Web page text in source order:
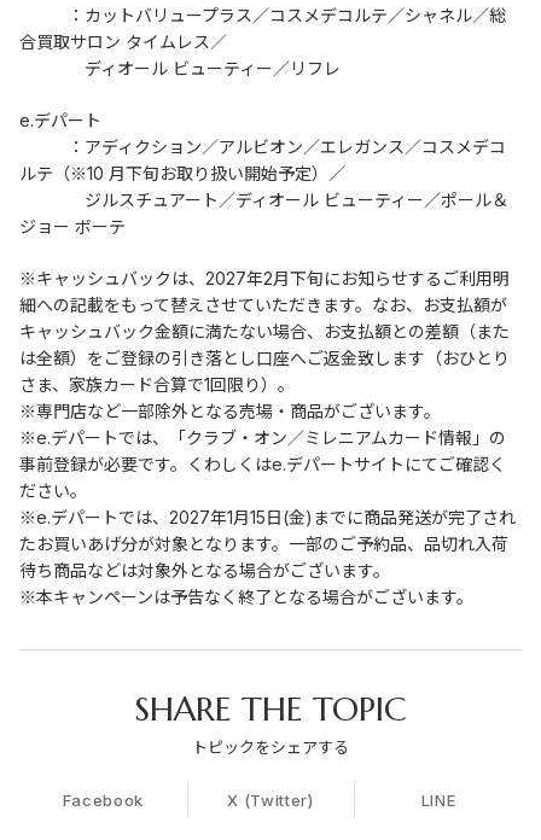
合買取サロン タイムレス／
	　ディオール ビューティー／リフレ
e.デパート
ルテ（※10 月下旬お取り扱い開始予定）／
ジョー ボーテ
※キャッシュバックは、2027年2月下旬にお知らせするご利用明
細への記載をもって替えさせていただきます。なお、お支払額が
キャッシュバック金額に満たない場合、お支払額との差額（また
は全額）をご登録の引き落とし口座へご返金致します（おひとり
さま、家族カード合算で1回限り）。
※専門店など一部除外となる売場・商品がございます。
※e.デパートでは、「クラブ・オン／ミレニアムカード情報」の
事前登録が必要です。くわしくはe.デパートサイトにてご確認く
ださい。
※e.デパートでは、2027年1月15日(金)までに商品発送が完了され
たお買いあげ分が対象となります。一部のご予約品、品切れ入荷
待ち商品などは対象外となる場合がございます。
※本キャンペーンは予告なく終了となる場合がございます。
SHARE THE TOPIC
トピックをシェアする
Facebook X (Twitter) LINE